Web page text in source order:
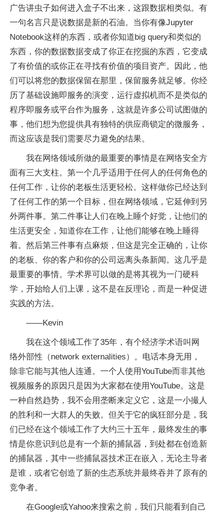
广告讲虫子如何进入盒子不出来，这跟数据相类似。有
一句名言只是说数据是新的石油。当你有像Jupyter
Notebook这样的东西，或者你知道big query和类似的
东西，你的数据数据变成了你正在挖掘的东西，它变成
了有价值的或你正在寻找有价值的项目资产。因此，他
们可以将您的数据保留在那里，保留服务就足够。你经
历了基础设施即服务的演变，运行虚拟机而不是类似的
程序即服务或平台作为服务，这就是许多公司试图做的
事，他们想为您提供具有独特的供应商锁定的微服务，
而这应该是我们需要尽力避免的结果。
我在网络领域所做的最重要的事情是在网络安全方
面有三大支柱。第一个几乎适用于任何人的任何角色的
任何工作，让你的老板生活更轻松。这样做你已经达到
了任何工作的第一个目标，但在网络领域，它延伸到另
外两件事。第二件事让人们在晚上睡个好觉，让他们的
生活更安全，知道你在工作，让他们能够在晚上睡得
着。然后第三件事有点麻烦，但这是完全正确的，让你
的老板、你的客户和你的公司远离头条新闻。这几乎是
最重要的事情。学术界可以做的是将其视为一门硬科
学，开始给人们上课，这不是在反理论，而是一种促进
实践的方法。
——Kevin
我在这个领域工作了35年，有个经济学术语叫网
络外部性（network externalities）。电话本身无用，
除非它能与其他人连通。一个人使用YouTube而非其他
视频服务的原因只是因为大家都在使用YouTube。这是
一种自然趋势，我不会用垄断来定义它，这是一小撮人
的胜利和一大群人的失败。但关于它的疯狂部分是，我
们已经在这个领域工作了大约三十五年，最终发生的事
情是你意识到总是有一个新的捕鼠器，到处都在创造新
的捕鼠器，其中一些捕鼠器技术正在嵌入，无论主导者
是谁，或者它创造了新的生态系统并最终吞并了原有的
竞争者。
在Google或Yahoo来搜索之前，我们只能看到自己